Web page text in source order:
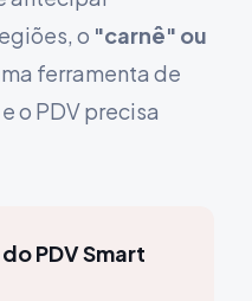
o "carnê" ou
ferramenta de
o PDV precisa
PDV Smart